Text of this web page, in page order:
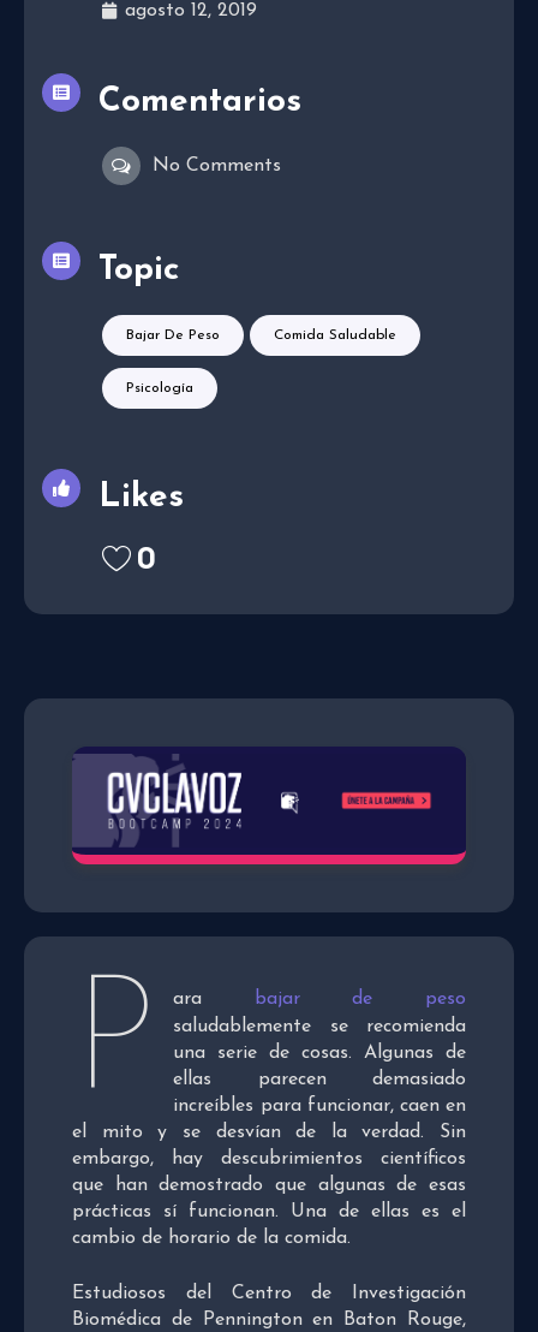
P ara bajar de peso
saludablemente se recomienda
una serie de cosas. Algunas de
ellas parecen demasiado
increíbles para funcionar, caen en
el mito y se desvían de la verdad. Sin
embargo, hay descubrimientos científicos
que han demostrado que algunas de esas
prácticas sí funcionan. Una de ellas es el
cambio de horario de la comida.
Estudiosos del Centro de Investigación
Biomédica de Pennington en Baton Rouge,
agosto 12, 2019
Comentarios
No Comments
Topic
Bajar De Peso Comida Saludable
Psicología
Likes
0